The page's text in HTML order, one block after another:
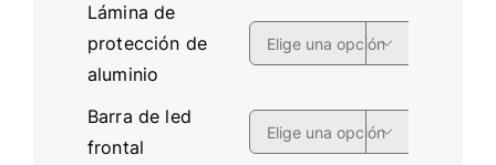
Lámina de
protección de
aluminio

Barra de led
frontal
